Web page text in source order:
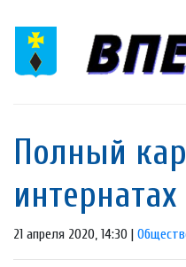
Полный
интернатах
21 апреля 2020, 14:30 |